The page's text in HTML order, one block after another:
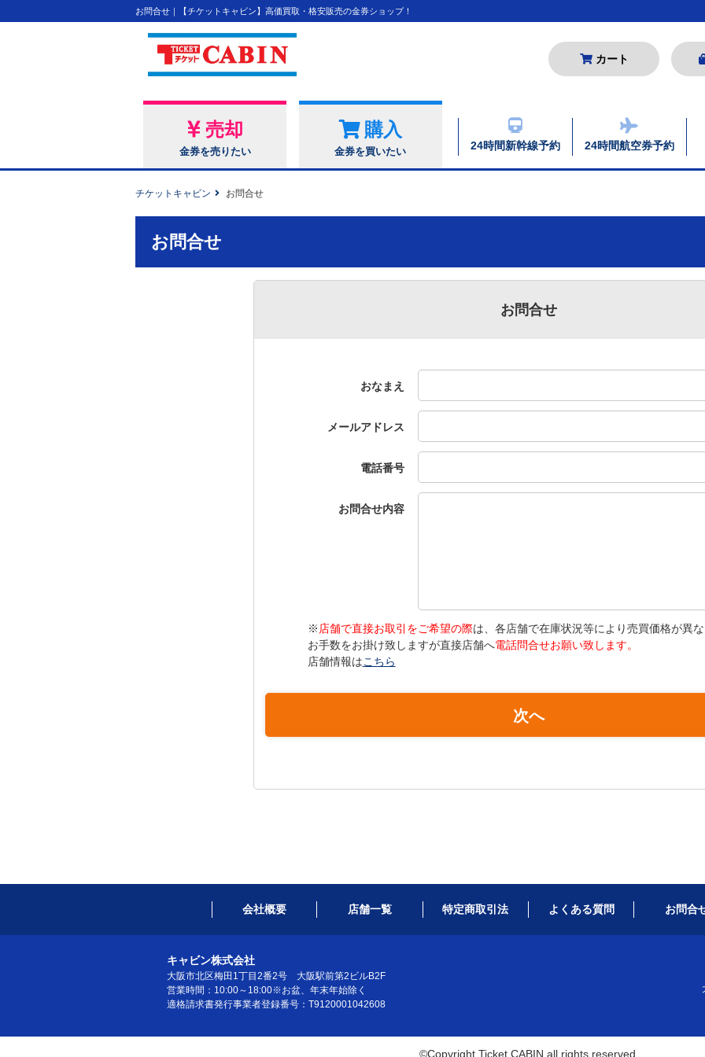
お問合せ｜【チケットキャビン】高価買取・格安販売の金券ショップ！
カート
売却
金券を売りたい
購入
金券を買いたい 24時間新幹線予約 24時間航空券予約
チケットキャビン お問合せ
お問合せ
お問合せ
おなまえ
メールアドレス
電話番号
お問合せ内容
※ 店舗で直接お取引をご希望の際は、各店舗で在庫状況等により売買価格が異
お手数をお掛け致しますが直接店舗へ電話問合せお願い致します。
店舗情報はこちら
次へ
会社概要 店舗一覧 特定商取引法 よくある質問 お問合
キャビン株式会社
大阪市北区梅田1丁目2番2号 大阪駅前第2ビルB2F
営業時間：10:00～18:00※お盆、年末年始除く
適格請求書発行事業者登録番号：T9120001042608
©Copyright Ticket CABIN all rights reserved.